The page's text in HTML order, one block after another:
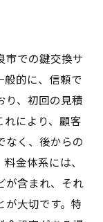
市での鍵交換サ
般的に、信頼で
り、初回の見積
れにより、顧客
なく、後からの
金体系には、
が含まれ、それ
が大切です。特